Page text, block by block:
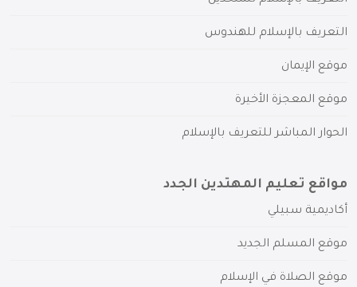
التعريف بالإسلام للهندوس
موقع الإيمان
موقع المعجزة الأخيرة
الحوار المباشر للتعريف بالإسلام
مواقع تعليم المهتدين الجدد
أكاديمية سبيلي
موقع المسلم الجديد
موقع الصلاة في الإسلام